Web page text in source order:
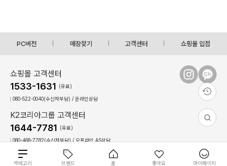
PC버전 매장찾기 고객센터 쇼핑몰 입점
쇼핑몰 고객센터
1533-1631 (유료)
080-522-0040(수신자부담) / 온라인상담
K2코리아그룹 고객센터
1644-7781 (유료)
080-468-7782(수신자부담) / 오프라인,AS상담
상담시간 : 09:00 ~ 17:30(토,일, 공휴일 휴무)
점심시간 : 12:30 ~ 13:30(상담불가)
카테고리 브랜드 홈 좋아요 마이페이지